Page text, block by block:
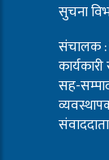
सुचना
संचालक :
सह-